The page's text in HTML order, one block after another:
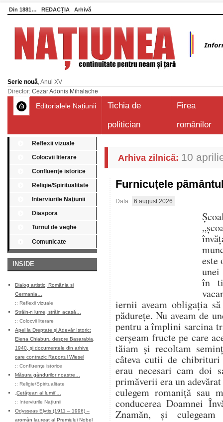
Din 1881… REDACȚIA Arhivă
Serie nouă, Anul XV
Director: Cezar Adonis Mihalache
Editorialele Națiunii
Tichia de
politician
Firea
românilor
Reflexii vizuale
Colocvii literare
Confluenţe istorice
Religie/Spiritualitate
Interviurile Naţiunii
Diaspora
Turnul de veghe
Comunicate
INSIDE
Dialog artistic, România și
Germania…
:: Reflexii vizuale
Străin-n lume, străin acasă…
:: Colocvii literare
Apel la Dreptate și Adevăr Istoric:
Elena Chiaburu despre Basarabia,
1940, și documentele din arhive
care contrazic Raportul Wiesel
:: Confluenţe istorice
Măsura gândurilor noastre…
:: Religie/Spiritualitate
„Cetățean al lumii”…
:: Interviurile Naţiunii
Odysseas Elytis (1911 – 1996) –
aromân laureat al Premiului Nobel
Arhiva zilnică: 10
Furnicuțele
Data: 6 august 2026
este
unei
în
iernii aveam obligația
pădurețe. Nu aveam de
pentru a împlini sarcina
cerșeam fructe pe care
tăiam și recoltam
câteva cutii de chibrituri
erau necesari cam doi
primăverii era un
culegem romaniță sau
conducerea Doamnei
Znamăn, și